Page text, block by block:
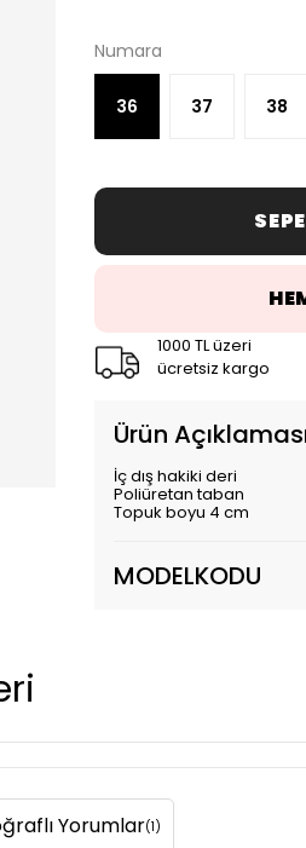
Numara
36 37 38
1000 TL üzeri
ücretsiz kargo
Ürün
İç dış hakiki deri
Poliüretan taban
Topuk boyu 4 cm
MODELKODU
Yorumlar(1)